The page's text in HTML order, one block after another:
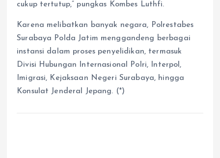
cukup tertutup,” pungkas Kombes Luthfi.
Karena melibatkan banyak negara, Polrestabes
Surabaya Polda Jatim menggandeng berbagai
instansi dalam proses penyelidikan, termasuk
Divisi Hubungan Internasional Polri, Interpol,
Imigrasi, Kejaksaan Negeri Surabaya, hingga
Konsulat Jenderal Jepang. (*)